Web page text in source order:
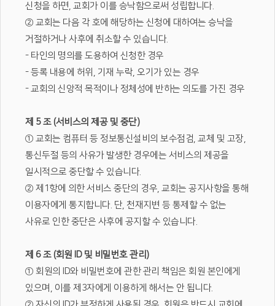
신청을 하면, 교회가 이를 승낙함으로써 성립합니다.
② 교회는 다음 각 호에 해당하는 신청에 대하여는 승낙을
거절하거나 사후에 취소할 수 있습니다.
- 타인의 명의를 도용하여 신청한 경우
- 등록 내용에 허위, 기재 누락, 오기가 있는 경우
- 교회의 신앙적 목적이나 정체성에 반하는 의도를 가진 경우
제 5 조 (서비스의 제공 및 중단)
① 교회는 컴퓨터 등 정보통신설비의 보수점검, 교체 및 고장,
통신두절 등의 사유가 발생한 경우에는 서비스의 제공을
일시적으로 중단할 수 있습니다.
② 제1항에 의한 서비스 중단의 경우, 교회는 공지사항을 통해
이용자에게 통지합니다. 단, 천재지변 등 통제할 수 없는
사유로 인한 중단은 사후에 공지할 수 있습니다.
제 6 조 (회원 ID 및 비밀번호 관리)
① 회원의 ID와 비밀번호에 관한 관리 책임은 회원 본인에게
있으며, 이를 제3자에게 이용하게 해서는 안 됩니다.